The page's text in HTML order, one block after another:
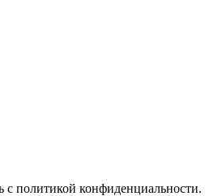
c политикой конфиденциальности.